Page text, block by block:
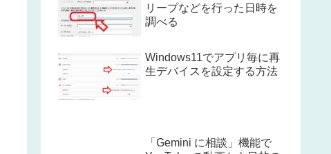
リープなどを行った日時を
調べる
Windows11でアプリ毎に再
生デバイスを設定する方法
「Gemini に相談」機能で